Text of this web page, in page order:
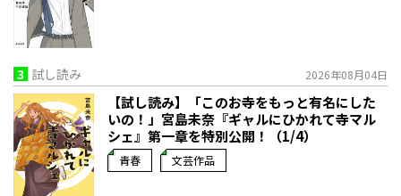
3 試し読み 2026年08月04日
【試し読み】「このお寺をもっと有名にした
いの！」宮島未奈『ギャルにひかれて寺マル
シェ』第一章を特別公開！（1/4）
青春 文芸作品